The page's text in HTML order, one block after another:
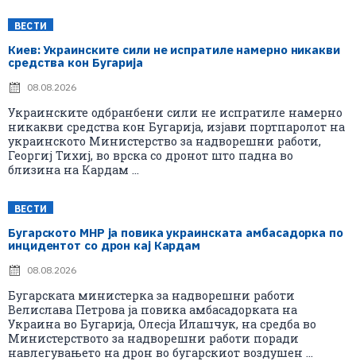
ВЕСТИ
Киев: Украинските сили не испратиле намерно никакви
средства кон Бугарија
08.08.2026
Украинските одбранбени сили не испратиле намерно
никакви средства кон Бугарија, изјави портпаролот на
украинското Министерство за надворешни работи,
Георгиј Тихиј, во врска со дронот што падна во
близина на Кардам ...
ВЕСТИ
Бугарското МНР ја повика украинската амбасадорка по
инцидентот со дрон кај Кардам
08.08.2026
Бугарската министерка за надворешни работи
Велислава Петрова ја повика амбасадорката на
Украина во Бугарија, Олесја Илашчук, на средба во
Министерството за надворешни работи поради
навлегувањето на дрон во бугарскиот воздушен ...